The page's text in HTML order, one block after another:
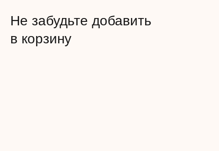
Углеводы: 30